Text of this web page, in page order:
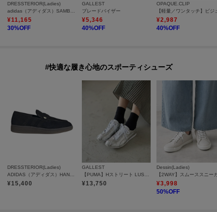
DRESSTERIOR(Ladies)
¥11,165
30%OFF
GALLEST
ブレードバイザー
¥5,346
40%OFF
OPAQUE.CLIP
¥2,987
40%OFF
#快適な履き心地のスポーティシューズ
DRESSTERIOR(Ladies)
¥15,400
GALLEST
¥13,750
Dessin(Ladies)
【2WAY】スムーススニー
¥3,998
50%OFF